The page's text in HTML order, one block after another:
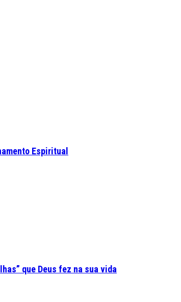
Espiritual
que Deus fez na sua vida